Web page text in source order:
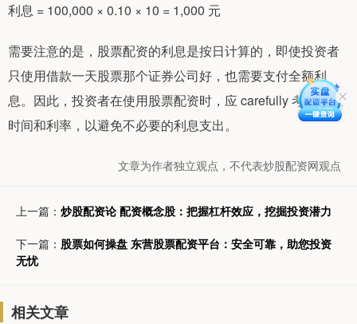
利息 = 100,000 × 0.10 × 10 = 1,000 元
需要注意的是，股票配资的利息是按日计算的，即使投资者
只使用借款一天股票那个证券公司好，也需要支付全额利
息。因此，投资者在使用股票配资时，应 carefully 考虑借款
时间和利率，以避免不必要的利息支出。
文章为作者独立观点，不代表炒股配资网观点
上一篇： 炒股配资论 配资概念股：把握杠杆效应，挖掘投资潜力
下一篇： 股票如何操盘 东营股票配资平台：安全可靠，助您投资
无忧
相关文章